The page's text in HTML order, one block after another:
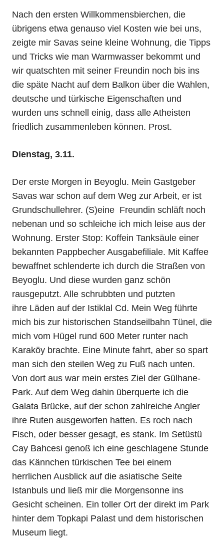
Nach den ersten Willkommensbierchen, die
übrigens etwa genauso viel Kosten wie bei uns,
zeigte mir Savas seine kleine Wohnung, die Tipps
und Tricks wie man Warmwasser bekommt und
wir quatschten mit seiner Freundin noch bis ins
die späte Nacht auf dem Balkon über die Wahlen,
deutsche und türkische Eigenschaften und
wurden uns schnell einig, dass alle Atheisten
friedlich zusammenleben können. Prost.
Dienstag, 3.11.
Der erste Morgen in Beyoglu. Mein Gastgeber
Savas war schon auf dem Weg zur Arbeit, er ist
Grundschullehrer. (S)eine Freundin schläft noch
nebenan und so schleiche ich mich leise aus der
Wohnung. Erster Stop: Koffein Tanksäule einer
bekannten Pappbecher Ausgabefiliale. Mit Kaffee
bewaffnet schlenderte ich durch die Straßen von
Beyoglu. Und diese wurden ganz schön
rausgeputzt. Alle schrubbten und putzten
ihre Läden auf der Istiklal Cd. Mein Weg führte
mich bis zur historischen Standseilbahn Tünel, die
mich vom Hügel rund 600 Meter runter nach
Karaköy brachte. Eine Minute fahrt, aber so spart
man sich den steilen Weg zu Fuß nach unten.
Von dort aus war mein erstes Ziel der Gülhane-
Park. Auf dem Weg dahin überquerte ich die
Galata Brücke, auf der schon zahlreiche Angler
ihre Ruten ausgeworfen hatten. Es roch nach
Fisch, oder besser gesagt, es stank. Im Setüstü
Cay Bahcesi genoß ich eine geschlagene Stunde
das Kännchen türkischen Tee bei einem
herrlichen Ausblick auf die asiatische Seite
Istanbuls und ließ mir die Morgensonne ins
Gesicht scheinen. Ein toller Ort der direkt im Park
hinter dem Topkapi Palast und dem historischen
Museum liegt.